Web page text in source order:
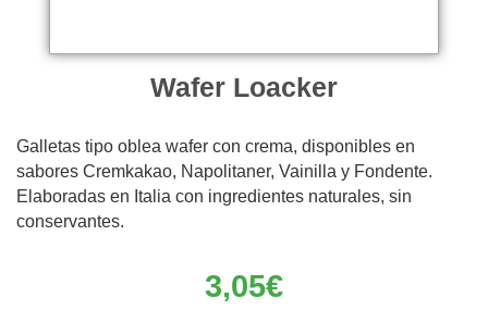
Wafer Loacker
Galletas tipo oblea wafer con crema, disponibles en
sabores Cremkakao, Napolitaner, Vainilla y Fondente.
Elaboradas en Italia con ingredientes naturales, sin
conservantes.
3,05€